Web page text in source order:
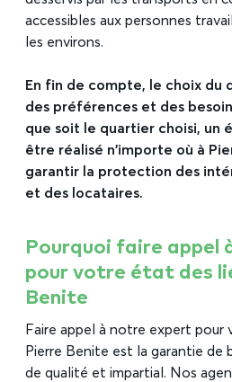
accessibles aux personnes
les environs.
En fin de compte, le choix du
des préférences et des
que soit le quartier choisi, un
être réalisé n’importe où à
garantir la protection des
et des locataires.
Pourquoi faire appel
pour votre état des
Benite
Faire appel à notre expert pour
Pierre Benite est la garantie de
de qualité et impartial. Nos